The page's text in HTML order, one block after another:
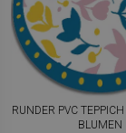
RUNDER PVC
BLUMEN